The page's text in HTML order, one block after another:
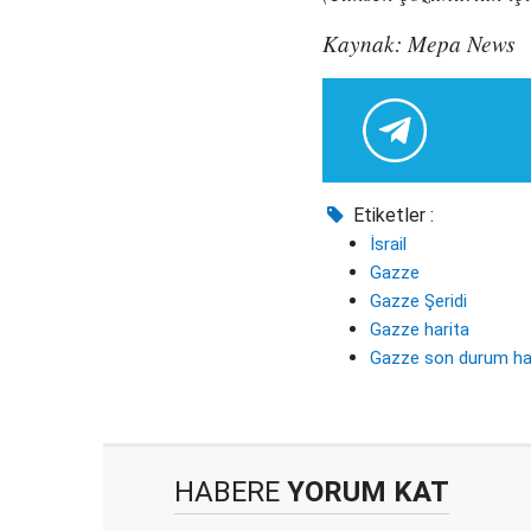
Kaynak: Mepa News
Etiketler :
İsrail
Gazze
Gazze Şeridi
Gazze harita
Gazze son durum
HABERE YORUM KAT